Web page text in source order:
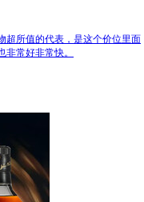
超所值的代表，是这个价位里面
常好非常快。